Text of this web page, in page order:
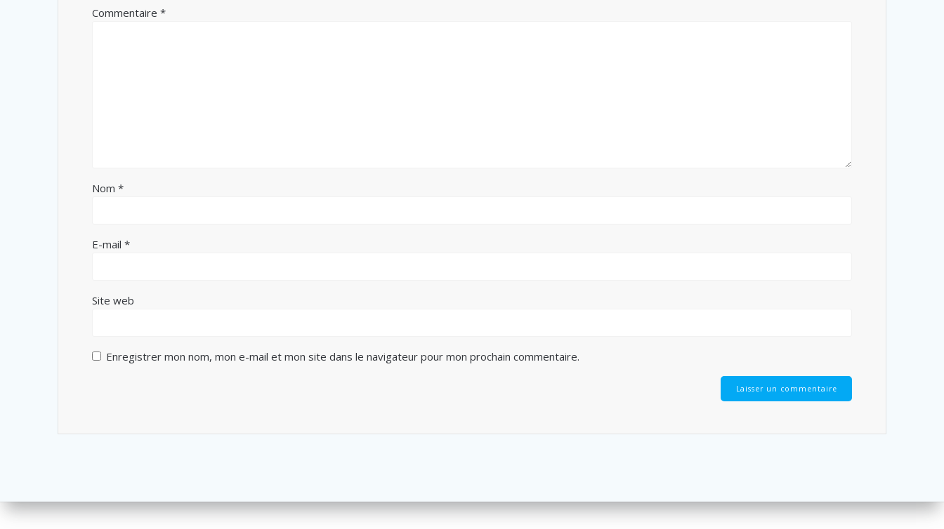
Commentaire*
Nom*
E-mail*
Site web
Enregistrer mon nom, mon e-mail et mon site dans le navigateur pour mon prochain commentaire.